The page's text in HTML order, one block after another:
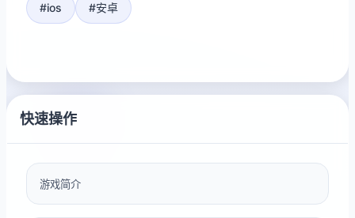
#ios #安卓
快速操作
游戏简介